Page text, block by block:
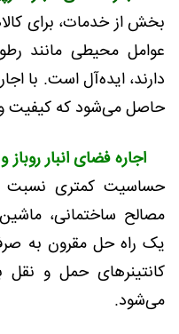
بخش از خدمات، برای
عوامل محیطی مانند
دارند، ایده‌آل است. با
حاصل می‌شود که کیفیت
اجاره فضای انبار روباز
حساسیت کمتری نسبت
مصالح ساختمانی،
یک راه حل مقرون به
کانتینرهای حمل و نقل
می‌شود.